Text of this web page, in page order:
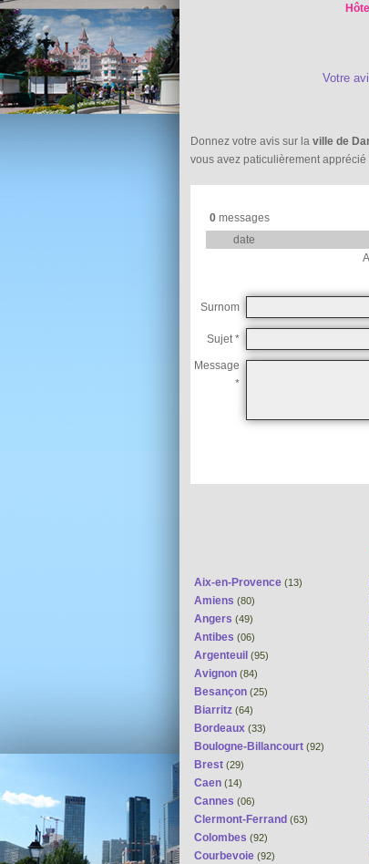
Votre
Donnez votre avis sur la ville de
vous avez paticulièrement apprécié
0messages
date
Surnom
Sujet *
Message
*
Aix-en-Provence (13)
Amiens (80)
Angers (49)
Antibes (06)
Argenteuil (95)
Avignon (84)
Besançon (25)
Biarritz (64)
Bordeaux (33)
Boulogne-Billancourt (92)
Brest (29)
Caen (14)
Cannes (06)
Clermont-Ferrand (63)
Colombes (92)
Courbevoie (92)